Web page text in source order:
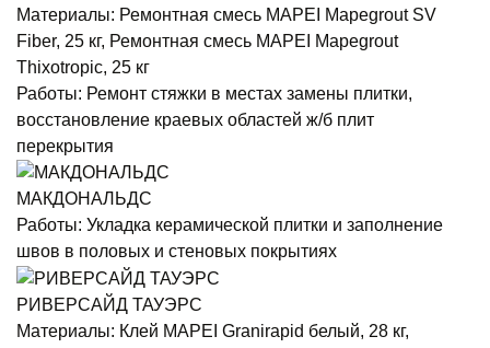
Материалы: Ремонтная смесь MAPEI Mapegrout SV
Fiber, 25 кг, Ремонтная смесь MAPEI Mapegrout
Thixotropic, 25 кг
Работы: Ремонт стяжки в местах замены плитки,
восстановление краевых областей ж/б плит
перекрытия
МАКДОНАЛЬДС
Работы: Укладка керамической плитки и заполнение
швов в половых и стеновых покрытиях
РИВЕРСАЙД ТАУЭРС
Материалы: Клей MAPEI Granirapid белый, 28 кг,